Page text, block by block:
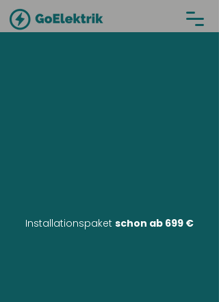
Installationspaket schon ab 699 €